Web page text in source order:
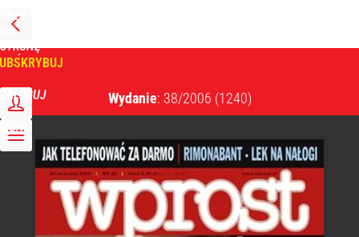
PRZEJDŹ
NA
STRONĘ
GŁÓWNĄ
ZALOGUJ
MENU
Wydanie: 38/2006 (1240)